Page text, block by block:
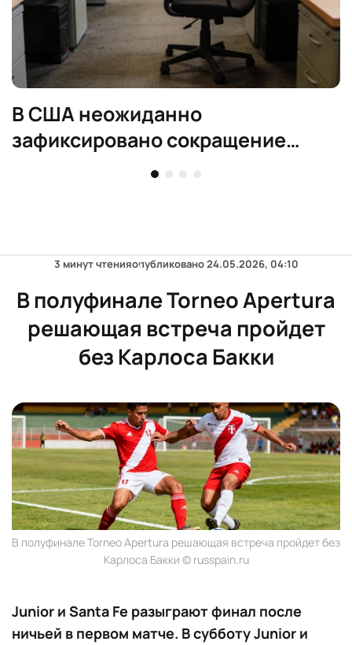
В США неожиданно
зафиксировано сокращение
рабочих мест в июле
3 минут чтенияопубликовано24.05.2026, 04:10
В полуфинале Torneo Apertura
решающая встреча пройдет
без Карлоса Бакки
В полуфинале Torneo Apertura решающая встреча пройдет без
Карлоса Бакки © russpain.ru
Junior и Santa Fe разыграют финал после
ничьей в первом матче. В субботу Junior и